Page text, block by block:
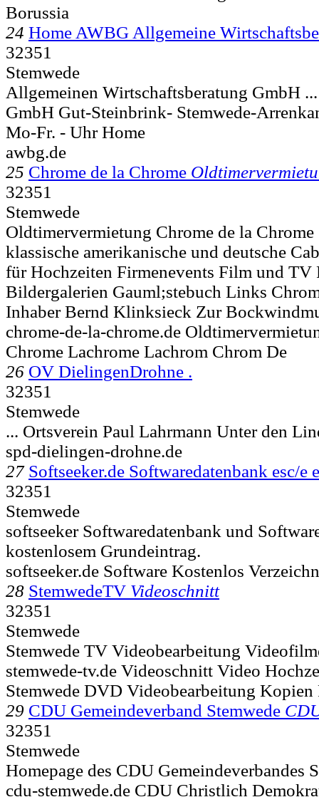
Borussia
24 Home AWBG Allgemeine
32351
Stemwede
Allgemeinen Wirtschaftsberatung GmbH
GmbH Gut-Steinbrink- Stemwede-
Mo-Fr. - Uhr Home
awbg.de
25 Chrome de la Chrome
32351
Stemwede
Oldtimervermietung Chrome de la
klassische amerikanische und deutsche
für Hochzeiten Firmenevents Film und TV
Bildergalerien Gauml;stebuch Links
Inhaber Bernd Klinksieck Zur
chrome-de-la-chrome.de
Chrome Lachrome Lachrom Chrom De
26 OV DielingenDrohne .
32351
Stemwede
... Ortsverein Paul Lahrmann Unter den
spd-dielingen-drohne.de
27 Softseeker.de Softwaredatenbank esc/e
32351
Stemwede
softseeker Softwaredatenbank und
kostenlosem Grundeintrag.
softseeker.de Software Kostenlos
28 StemwedeTV Videoschnitt
32351
Stemwede
Stemwede TV Videobearbeitung
stemwede-tv.de Videoschnitt Video
Stemwede DVD Videobearbeitung Kopien
29 CDU Gemeindeverband Stemwede
32351
Stemwede
Homepage des CDU Gemeindeverbandes
cdu-stemwede.de CDU Christlich